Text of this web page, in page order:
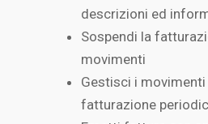
descrizioni ed
Sospendi la
movimenti
Gestisci i
fatturazione